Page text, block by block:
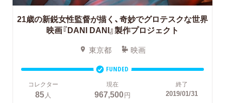
21歳の新鋭女性監督が描く、奇妙でグロテスクな世界
映画『DANI DANI』製作プロジェクト
東京都 映画
FUNDED
コレクター
85人
現在
967,500円
終了
2019/01/31